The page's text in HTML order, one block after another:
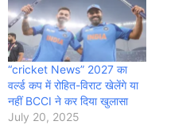
“cricket News” 2027 का
वर्ल्ड कप में रोहित-विराट खेलेंगे या
नहीं BCCI ने कर दिया खुलासा
July 20, 2025